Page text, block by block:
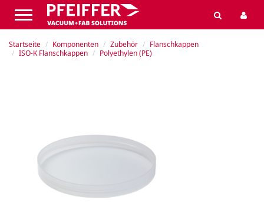
Startseite Komponenten Zubehör
Flanschkappen
ISO-K Flanschkappen
Polyethylen (PE)